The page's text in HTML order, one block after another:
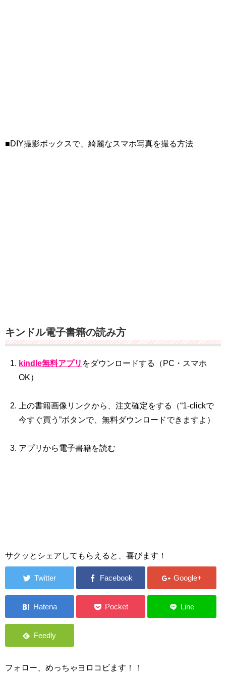
■DIY撮影ボックスで、綺麗なスマホ写真を撮る方法
キンドル電子書籍の読み方
kindle無料アプリ をダウンロードする（PC・スマホ
OK）
上の書籍画像リンクから、注文確定をする（“1‐clickで
今すぐ買う”ボタンで、無料ダウンロードできますよ）
アプリから電子書籍を読む
サクッとシェアしてもらえると、喜びます！
フォロー、めっちゃヨロコビます！！